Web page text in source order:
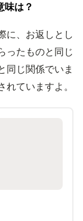
味は？
に、お返しとし
ったものと同じ
同じ関係でいま
ていますよ。